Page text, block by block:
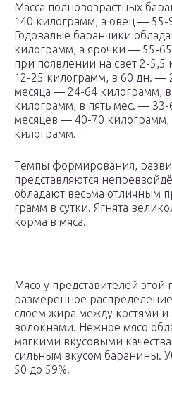
Масса полновозрастных
140 килограмм, а овец — 55-
Годовалые баранчики
килограмм, а ярочки — 55-
при появлении на свет 2-
12-25 килограмм, в 60 дн. —
месяца — 24-64 килограмм,
килограмм, в пять мес. —
месяцев — 40-70 килограмм,
килограмм.
Темпы формирования,
представляются
обладают весьма отличным
грамм в сутки. Ягнята
корма в мяса.
Мясо у представителей
размеренное
слоем жира между костями
волокнами. Нежное мясо
мягкими вкусовыми
сильным вкусом баранины.
50 до 59%.